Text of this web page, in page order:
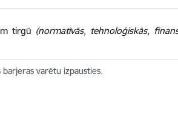
tirgū (normatīvās, tehnoloģiskās,
varētu izpausties.